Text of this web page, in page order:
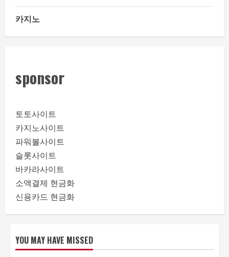
카지노
sponsor
토토사이트
카지노사이트
파워볼사이트
슬롯사이트
바카라사이트
소액결제 현금화
신용카드 현금화
YOU MAY HAVE MISSED